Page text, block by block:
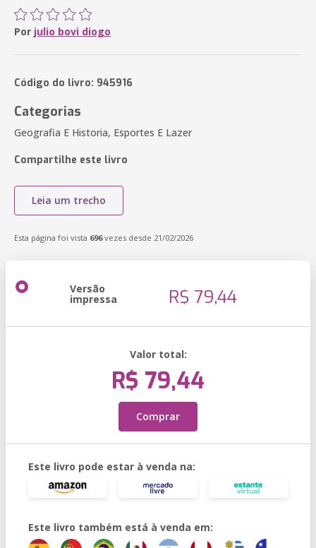
Por julio bovi diogo
Código do livro: 945916
Categorias
Geografia E Historia, Esportes E Lazer
Compartilhe este livro
Leia um trecho
Esta página foi vista 696vezes desde 21/02/2026
Versão
impressa R$ 79,44
Valor total:
R$ 79,44
Comprar
Este livro pode estar à venda na:
Este livro também está à venda em: